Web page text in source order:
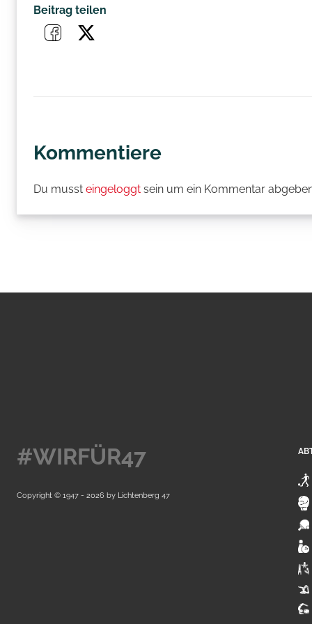
Beitrag teilen
Kommentiere
Du musst eingeloggt sein um ein Kommentar
#WIRFÜR47
Copyright © 1947 - 2026 by Lichtenberg 47